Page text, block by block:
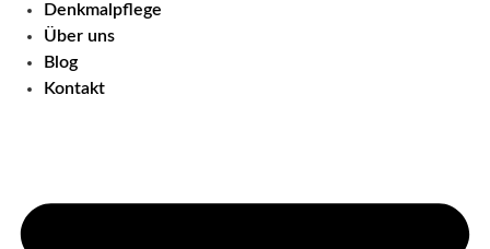
Denkmalpflege
Über uns
Blog
Kontakt